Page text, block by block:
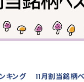
キング 11月割当銘柄